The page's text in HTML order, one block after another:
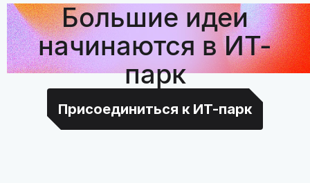
Большие идеи
начинаются в ИТ-
парк
Присоединиться к ИТ-парк